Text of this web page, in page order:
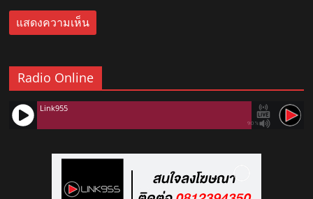
Radio Online
90%
Link955